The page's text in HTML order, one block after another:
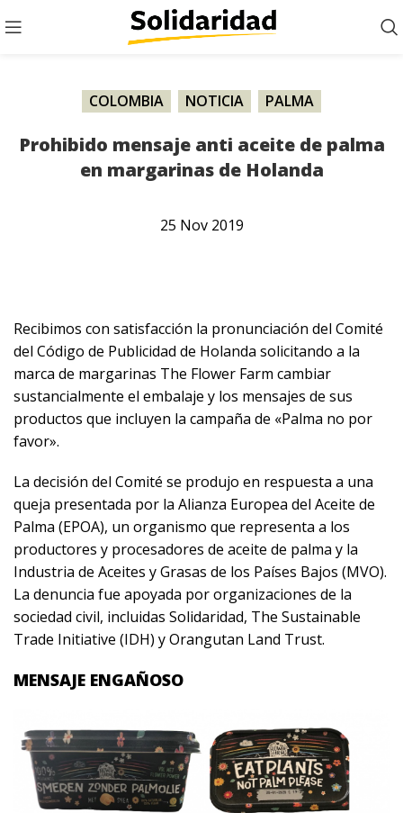
COLOMBIA NOTICIA PALMA
Prohibido mensaje anti aceite de palma
en margarinas de Holanda
25 Nov 2019
Recibimos con satisfacción la pronunciación del Comité
del Código de Publicidad de Holanda solicitando a la
marca de margarinas The Flower Farm cambiar
sustancialmente el embalaje y los mensajes de sus
productos que incluyen la campaña de «Palma no por
favor».
La decisión del Comité se produjo en respuesta a una
queja presentada por la Alianza Europea del Aceite de
Palma (EPOA), un organismo que representa a los
productores y procesadores de aceite de palma y ​​la
Industria de Aceites y Grasas de los Países Bajos (MVO).
La denuncia fue apoyada por organizaciones de la
sociedad civil, incluidas Solidaridad, The Sustainable
Trade Initiative (IDH) y Orangutan Land Trust.
MENSAJE ENGAÑOSO